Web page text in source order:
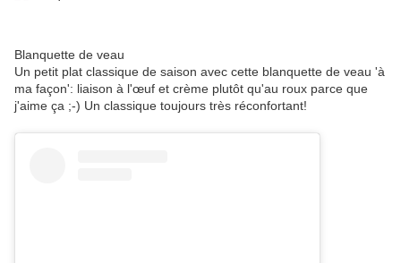
Blanquette de veau
Un petit plat classique de saison avec cette blanquette de veau 'à
ma façon': liaison à l'œuf et crème plutôt qu'au roux parce que
j'aime ça ;-) Un classique toujours très réconfortant!